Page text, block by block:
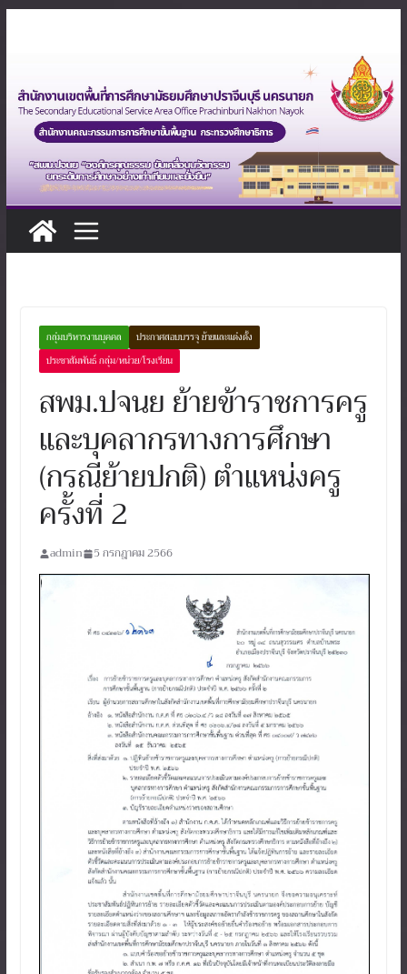
กลุ่มบริหารงานบุคคล
ประกาศสอบบรรจุ ย้ายและแต่งตั้ง
ประชาสัมพันธ์ กลุ่ม/หน่วย/โรงเรียน
สพม.ปจนย ย้ายข้าราชการครู
และบุคลากรทางการศึกษา
(กรณีย้ายปกติ) ตำแหน่งครู
ครั้งที่ 2
admin 5 กรกฎาคม 2566